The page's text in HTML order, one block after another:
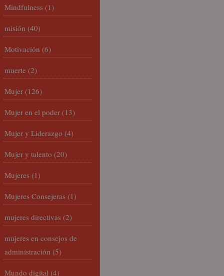
Mindfulness (1)
misión (40)
Motivación (6)
muerte (2)
Mujer (126)
Mujer en el poder (13)
Mujer y Liderazgo (4)
Mujer y talento (20)
Mujeres (1)
Mujeres Consejeras (1)
mujeres directivas (2)
mujeres en consejos de
administración (5)
Mundo digital (4)